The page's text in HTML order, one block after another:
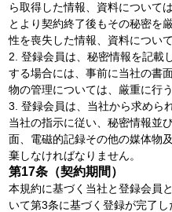
ら取得した情報、資料について
とより契約終了後もその秘密を
性を喪失した情報、資料につい
2. 登録会員は、秘密情報を記載
する場合には、事前に当社の書
物の管理については、厳重に行
3. 登録会員は、当社から求めら
当社の指示に従い、秘密情報並
面、電磁的記録その他の媒体物
棄しなければなりません。
第17条（契約期間）
本規約に基づく当社と登録会員
いて第3条に基づく登録が完了